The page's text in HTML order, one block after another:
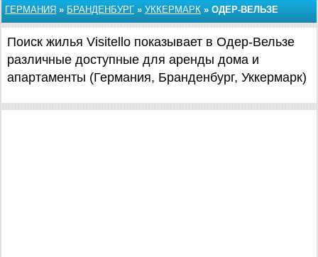
ГЕРМАНИЯ » БРАНДЕНБУРГ » УККЕРМАРК » ОДЕР-ВЕЛЬЗЕ
Поиск жилья Visitello показывает в Одер-Вельзе
различные доступные для аренды дома и
апартаменты (Германия, Бранденбург, Уккермарк)